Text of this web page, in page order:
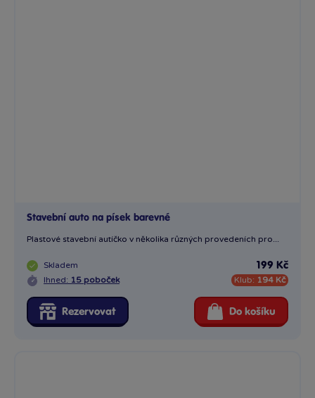
Stavební auto na písek barevné
Plastové stavební autíčko v několika různých provedeních pro...
Skladem
Ihned: 15 poboček
199 Kč
Klub: 194 Kč
Rezervovat Do košíku